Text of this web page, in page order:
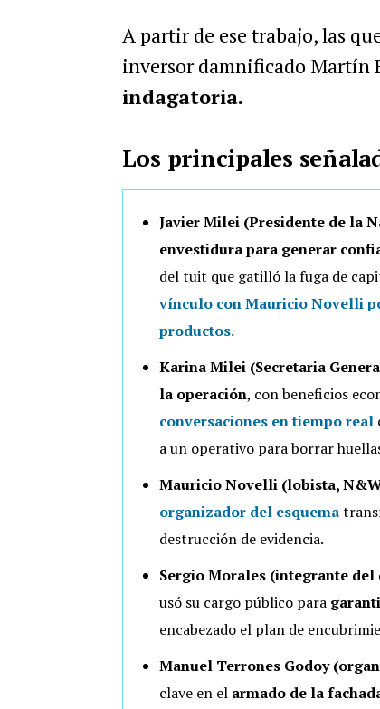
A partir de ese trabajo, las
inversor damnificado Martín
indagatoria.
Los principales
Javier Milei (Presidente de la
envestidura para generar
del tuit que gatilló la fuga de
vínculo con Mauricio Novelli
productos.
Karina Milei (Secretaria
la operación, con beneficios
conversaciones en tiempo real
a un operativo para borrar
Mauricio Novelli (lobista,
organizador del esquema
destrucción de evidencia.
Sergio Morales (integrante
usó su cargo público para
encabezado el plan de
Manuel Terrones Godoy
clave en el armado de la